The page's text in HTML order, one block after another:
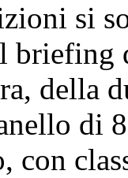
si
briefing
della
di